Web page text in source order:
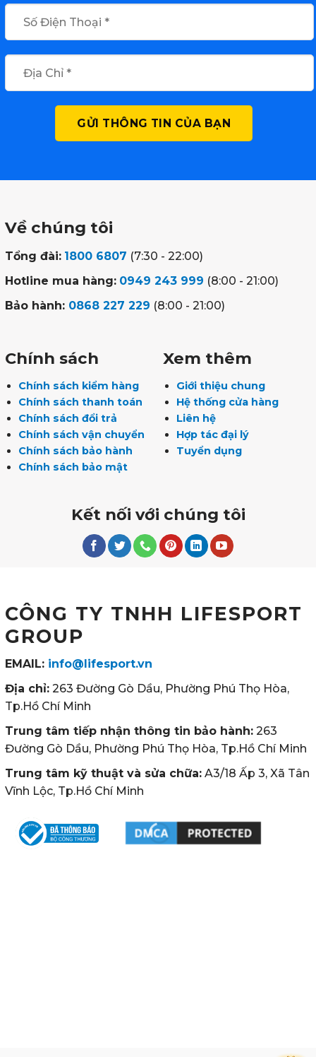
Về chúng tôi
Tổng đài: 1800 6807 (7:30 - 22:00)
Hotline mua hàng: 0949 243 999 (8:00 - 21:00)
Bảo hành: 0868 227 229 (8:00 - 21:00)
Chính sách
Chính sách kiểm hàng
Chính sách thanh toán
Chính sách đổi trả
Chính sách vận chuyển
Chính sách bảo hành
Chính sách bảo mật
Xem thêm
Giới thiệu chung
Hệ thống cửa hàng
Liên hệ
Hợp tác đại lý
Tuyển dụng
Kết nối với chúng tôi
CÔNG TY TNHH LIFESPORT
GROUP
EMAIL: info@lifesport.vn
Địa chỉ: 263 Đường Gò Dầu, Phường Phú Thọ Hòa,
Tp.Hồ Chí Minh
Trung tâm tiếp nhận thông tin bảo hành: 263
Đường Gò Dầu, Phường Phú Thọ Hòa, Tp.Hồ Chí Minh
Trung tâm kỹ thuật và sửa chữa: A3/18 Ấp 3, Xã Tân
Vĩnh Lộc, Tp.Hồ Chí Minh